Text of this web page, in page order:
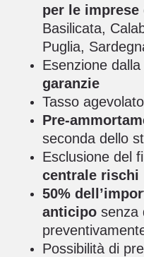
per le imprese
Basilicata,
Puglia,
Esenzione
garanzie
Tasso
Pre-
seconda dello
Esclusione del
centrale rischi
50%
anticipo senza
Possibilità di